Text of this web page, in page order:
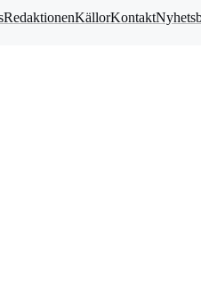
RedaktionenKällorKontakt